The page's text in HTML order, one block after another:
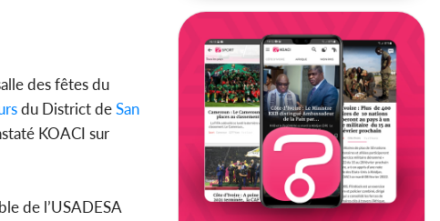
des fêtes du
du District deSan
KOACI sur
de l’USADESA